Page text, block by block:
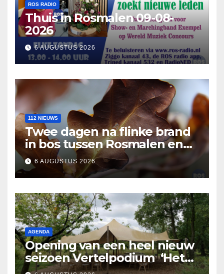
ROS RADIO
Thuis in Rosmalen 09-08-
2026
6 AUGUSTUS 2026
112 NIEUWS
Twee dagen na flinke brand
in bos tussen Rosmalen en
Nuland
6 AUGUSTUS 2026
AGENDA
Opening van een heel nieuw
seizoen Vertelpodium ‘Het
Lopende Vuur’. Landelijke